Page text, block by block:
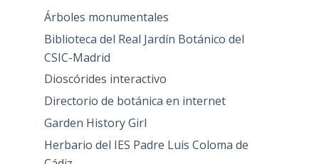
Árboles monumentales
Biblioteca del Real Jardín Botánico del
CSIC-Madrid
Dioscórides interactivo
Directorio de botánica en internet
Garden History Girl
Herbario del IES Padre Luis Coloma de